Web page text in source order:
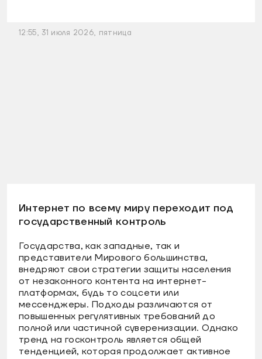
12:55, 31 июля 2026, пятница
Интернет по всему миру переходит под
государственный контроль
Государства, как западные, так и
представители Мирового большинства,
внедряют свои стратегии защиты населения
от незаконного контента на интернет-
платформах, будь то соцсети или
мессенджеры. Подходы различаются от
повышенных регулятивных требований до
полной или частичной суверенизации. Однако
тренд на госконтроль является общей
тенденцией, которая продолжает активное